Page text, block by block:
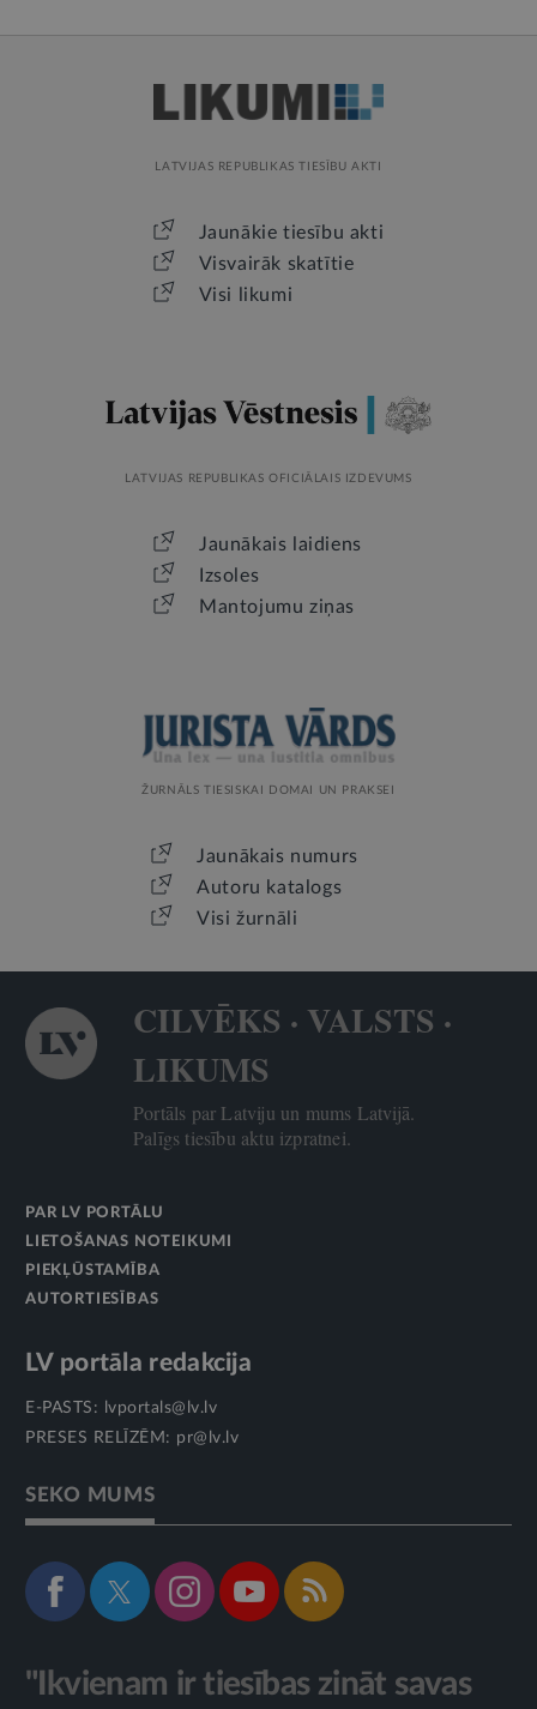
LATVIJAS REPUBLIKAS TIESĪBU AKTI
Jaunākie tiesību akti
Visvairāk skatītie
Visi likumi
LATVIJAS REPUBLIKAS OFICIĀLAIS IZDEVUMS
Jaunākais laidiens
Izsoles
Mantojumu ziņas
ŽURNĀLS TIESISKAI DOMAI UN PRAKSEI
Jaunākais numurs
Autoru katalogs
Visi žurnāli
CILVĒKS · VALSTS ·
LIKUMS
Portāls par Latviju un mums Latvijā.
Palīgs tiesību aktu izpratnei.
PAR LV PORTĀLU
LIETOŠANAS NOTEIKUMI
PIEKĻŪSTAMĪBA
AUTORTIESĪBAS
LV portāla redakcija
E-PASTS:
lvportals@lv.lv
PRESES RELĪZĒM: pr@lv.lv
SEKO MUMS
"Ikvienam ir tiesības zināt savas